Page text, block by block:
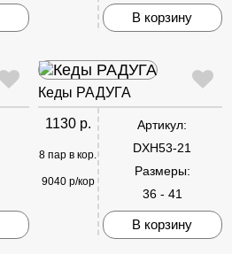
В корзину
Кеды РАДУГА
1130 р.
8 пар в кор.
9040 р/кор
Артикул:
DXH53-21
Размеры:
36 - 41
В корзину